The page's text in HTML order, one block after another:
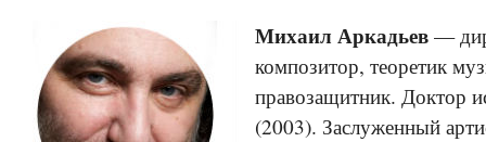
Михаил Аркадьев —
композитор, теоретик
правозащитник. Доктор
(2003). Заслуженный